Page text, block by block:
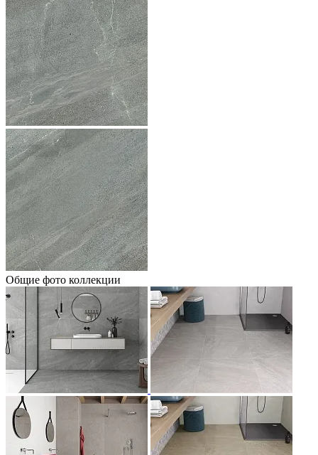
Общие фото коллекции